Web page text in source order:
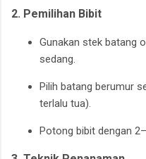
2. Pemilihan Bibit
Gunakan stek batang
sedang.
Pilih batang berumur
terlalu tua).
Potong bibit dengan